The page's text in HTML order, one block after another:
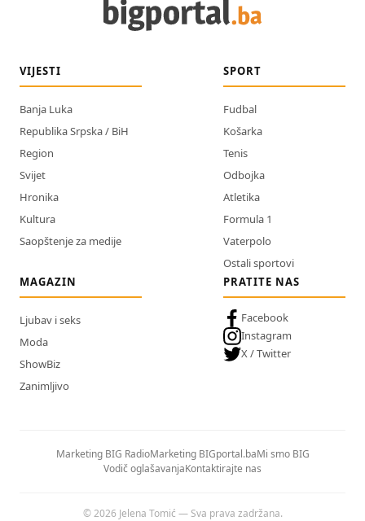
VIJESTI
Banja Luka
Republika Srpska / BiH
Region
Svijet
Hronika
Kultura
Saopštenje za medije
SPORT
Fudbal
Košarka
Tenis
Odbojka
Atletika
Formula 1
Vaterpolo
Ostali sportovi
MAGAZIN
Ljubav i seks
Moda
ShowBiz
Zanimljivo
PRATITE NAS
Facebook
Instagram
X / Twitter
Marketing BIG RadioMarketing BIGportal.baMi smo BIG
Vodič oglašavanjaKontaktirajte nas
© 2026 Jelena Tomić — Sva prava zadržana.